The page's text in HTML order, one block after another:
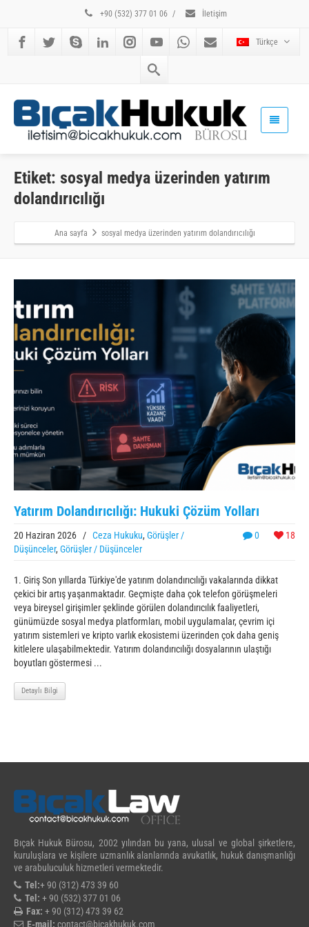
+90 (532) 377 01 06 / İletişim
Türkçe
Etiket: sosyal medya üzerinden yatırım
dolandırıcılığı
Ana sayfa sosyal medya üzerinden yatırım dolandırıcılığı
Yatırım Dolandırıcılığı: Hukuki Çözüm Yolları
0 18
20 Haziran 2026 / Ceza Hukuku, Görüşler /
Düşünceler, Görüşler / Düşünceler
1. Giriş Son yıllarda Türkiye'de yatırım dolandırıcılığı vakalarında dikkat
çekici bir artış yaşanmaktadır. Geçmişte daha çok telefon görüşmeleri
veya bireysel girişimler şeklinde görülen dolandırıcılık faaliyetleri,
günümüzde sosyal medya platformları, mobil uygulamalar, çevrim içi
yatırım sistemleri ve kripto varlık ekosistemi üzerinden çok daha geniş
kitlelere ulaşabilmektedir. Yatırım dolandırıcılığı dosyalarının ulaştığı
boyutları göstermesi ...
Detaylı Bilgi
Bıçak Hukuk Bürosu, 2002 yılından bu yana, ulusal ve global şirketlere,
kuruluşlara ve kişilere uzmanlık alanlarında avukatlık, hukuk danışmanlığı
ve arabuluculuk hizmetleri vermektedir.
Tel:+ 90 (312) 473 39 60
Tel: + 90 (532) 377 01 06
Fax: + 90 (312) 473 39 62
E-mail: contact@bicakhukuk.com